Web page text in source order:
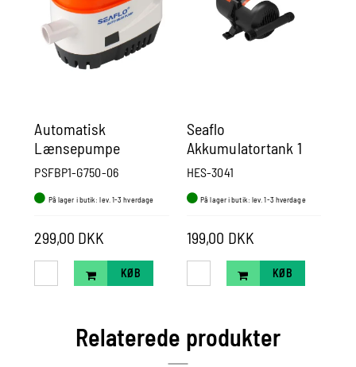
Automatisk
Lænsepumpe
Seaflo12v, 750gph /
PSFBP1-G750-06
På lager i butik: lev. 1-3 hverdage
299,00 DKK
KØB
Seaflo
Akkumulatortank 1
liter
HES-3041
På lager i butik: lev. 1-3 hverdage
199,00 DKK
KØB
Relaterede produkter